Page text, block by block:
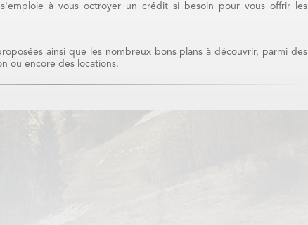
à vous octroyer un crédit si besoin pour vous offrir les
ainsi que les nombreux bons plans à découvrir, parmi des
ou encore des locations.